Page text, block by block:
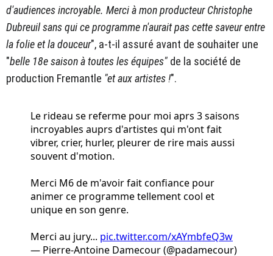
d'audiences incroyable. Merci à mon producteur Christophe
Dubreuil sans qui ce programme n'aurait pas cette saveur entre
la folie et la douceur", a-t-il assuré avant de souhaiter une
"belle 18e saison à toutes les équipes" de la société de
production Fremantle "et aux artistes !".
Le rideau se referme pour moi aprs 3 saisons
incroyables auprs d'artistes qui m'ont fait
vibrer, crier, hurler, pleurer de rire mais aussi
souvent d'motion.
Merci M6 de m'avoir fait confiance pour
animer ce programme tellement cool et
unique en son genre.
Merci au jury... pic.twitter.com/xAYmbfeQ3w
— Pierre-Antoine Damecour (@padamecour)